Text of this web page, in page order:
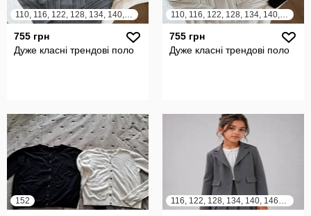
110, 116, 122, 128, 134, 140, 146, 152, 158
755 грн
Дуже класні трендові поло
110, 116, 122, 128, 134, 140, 146, 152, 158
755 грн
Дуже класні трендові поло
152 116, 122, 128, 134, 140, 146, 152